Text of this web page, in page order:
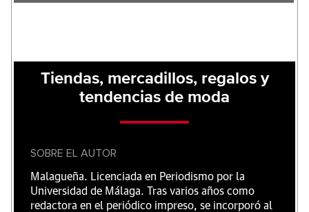
Tiendas, mercadillos, regalos y
tendencias de moda
SOBRE EL AUTOR
Malagueña. Licenciada en Periodismo por la
Universidad de Málaga. Tras varios años como
redactora en el periódico impreso, se incorporó al